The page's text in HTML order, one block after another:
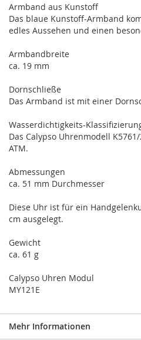
Armband aus Kunstoff
Das blaue Kunstoff-Armband
edles Aussehen und einen
Armbandbreite
ca. 19 mm
Dornschließe
Das Armband ist mit einer
Wasserdichtigkeits-
Das Calypso Uhrenmodell
ATM.
Abmessungen
ca. 51 mm Durchmesser
Diese Uhr ist für ein
cm ausgelegt.
Gewicht
ca. 61 g
Calypso Uhren Modul
MY121E
Mehr Informationen